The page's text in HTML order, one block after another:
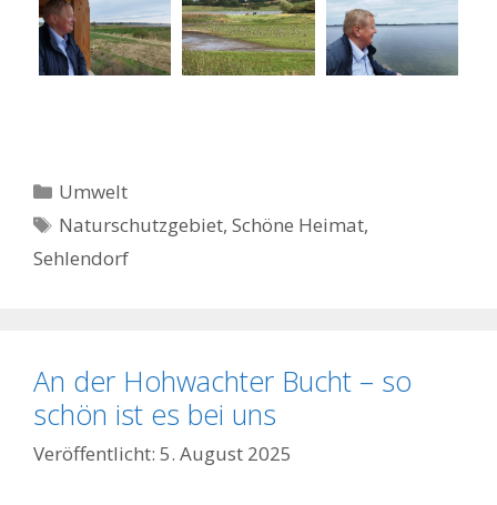
Kategorien
Umwelt
Schlagwörter
Naturschutzgebiet,Schöne Heimat,
Sehlendorf
An der Hohwachter Bucht – so
schön ist es bei uns
5. August 2025